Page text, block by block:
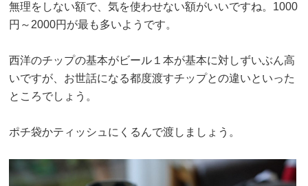
無理をしない額で、気を使わせない額がいいですね。1000
円～2000円が最も多いようです。
西洋のチップの基本がビール１本が基本に対しずいぶん高
いですが、お世話になる都度渡すチップとの違いといった
ところでしょう。
ポチ袋かティッシュにくるんで渡しましょう。